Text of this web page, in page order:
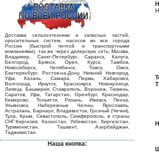
Доставка сельхозтехники и запасных частей,
оросительных систем, насосов во все города
России (быстрой почтой и транспортными
компаниями), так же через дилерскую сеть: Москва,
Владимир, Санкт-Петербург, Саранск, Калуга,
Белгород, Брянск, Орел, Курск, Тамбов,
Новосибирск, Челябинск, Томск, Омск,
Екатеринбург, Ростов-на-Дону, Нижний Новгород,
Уфа, Казань, Самара, Пермь, Хабаровск,
Волгоград, Иркутск, Красноярск, Новокузнецк,
Липецк, Башкирия, Ставрополь, Воронеж, Тюмень,
Саратов, Уфа, Татарстан, Оренбург, Краснодар,
Кемерово, Тольятти, Рязань, Ижевск, Пенза,
Ульяновск, Набережные Челны, Ярославль,
Астрахань, Барнаул, Владивосток, Грозный (Чечня),
Тула, Крым, Севастополь, Симферополь, в страны
СНГ:Киргизия, Казахстан, Узбекистан, Киргизстан,
Туркменистан, Ташкент, Азербайджан,
Таджикистан.
Наша кнопка: